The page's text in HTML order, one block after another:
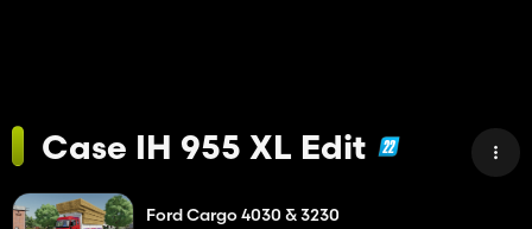
Case IH 955 XL Edit
Ford Cargo 4030 & 3230